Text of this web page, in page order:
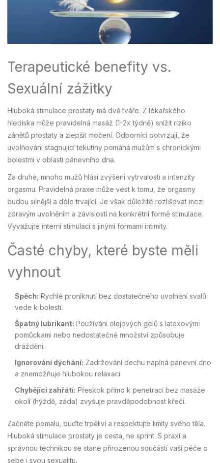
Terapeutické benefity vs.
Sexuální zážitky
Hluboká stimulace prostaty má dvě tváře. Z lékařského
hlediska může pravidelná masáž (1-2x týdně) snížit riziko
zánětů prostaty a zlepšit močení. Odborníci potvrzují, že
uvolňování stagnující tekutiny pomáhá mužům s chronickými
bolestmi v oblasti pánevního dna.
Za druhé, mnoho mužů hlásí zvýšení vytrvalosti a intenzity
orgasmu. Pravidelná praxe může vést k tomu, že orgasmy
budou silnější a déle trvající. Je však důležité rozlišovat mezi
zdravým uvolněním a závislostí na konkrétní formě stimulace.
Vyvažujte interní stimulaci s jinými formami intimity.
Časté chyby, které byste měli
vyhnout
Spěch: Rychlé proniknutí bez dostatečného uvolnění svalů
vede k bolesti.
Špatný lubrikant: Používání olejových gelů s latexovými
pomůckami nebo nedostatečné množství způsobuje
dráždění.
Ignorování dýchání: Zadržování dechu napíná pánevní dno
a znemožňuje hlubokou relaxaci.
Chybějící zahřátí: Přeskok přímo k penetraci bez masáže
okolí (hýždě, záda) zvyšuje pravděpodobnost křečí.
Začněte pomalu, buďte trpěliví a respektujte limity svého těla.
Hluboká stimulace prostaty je cesta, ne sprint. S praxí a
správnou technikou se stane přirozenou součástí vaší péče o
sebe i svou sexualitu.